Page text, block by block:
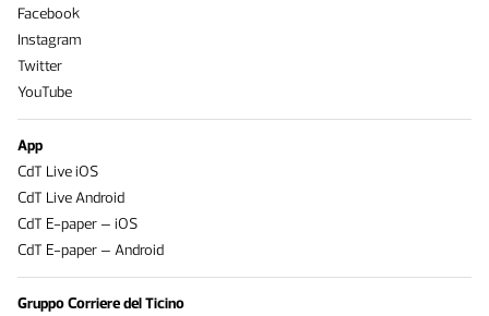
Facebook
Instagram
Twitter
YouTube
App
CdT Live iOS
CdT Live Android
CdT E-paper – iOS
CdT E-paper – Android
Gruppo Corriere del Ticino